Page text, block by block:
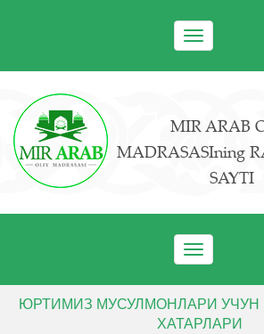
Toggle
navigation
MIR ARAB
MADRASASIning
SAYTI
Toggle
navigation
ЮРТИМИЗ МУСУЛМОНЛАРИ УЧУН
ХАТАРЛАРИ